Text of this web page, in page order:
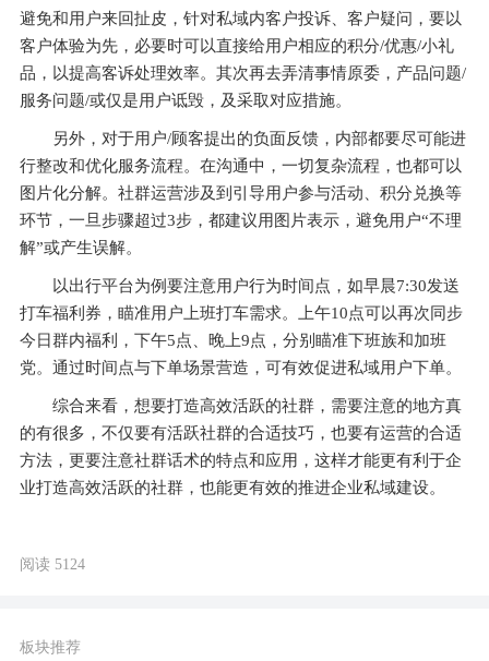
避免和用户来回扯皮，针对私域内客户投诉、客户疑问，要以
客户体验为先，必要时可以直接给用户相应的积分/优惠/小礼
品，以提高客诉处理效率。其次再去弄清事情原委，产品问题/
服务问题/或仅是用户诋毁，及采取对应措施。
另外，对于用户/顾客提出的负面反馈，内部都要尽可能进
行整改和优化服务流程。在沟通中，一切复杂流程，也都可以
图片化分解。社群运营涉及到引导用户参与活动、积分兑换等
环节，一旦步骤超过3步，都建议用图片表示，避免用户“不理
解”或产生误解。
以出行平台为例要注意用户行为时间点，如早晨7:30发送
打车福利券，瞄准用户上班打车需求。上午10点可以再次同步
今日群内福利，下午5点、晚上9点，分别瞄准下班族和加班
党。通过时间点与下单场景营造，可有效促进私域用户下单。
综合来看，想要打造高效活跃的社群，需要注意的地方真
的有很多，不仅要有活跃社群的合适技巧，也要有运营的合适
方法，更要注意社群话术的特点和应用，这样才能更有利于企
业打造高效活跃的社群，也能更有效的推进企业私域建设。
阅读 5124
板块推荐